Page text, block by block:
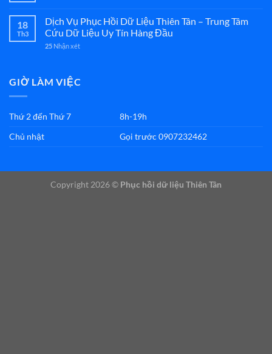
18
Th3
Dịch Vụ Phục Hồi Dữ Liệu Thiên Tân – Trung Tâm
Cứu Dữ Liệu Uy Tín Hàng Đầu
25 Nhận xét
GIỜ LÀM VIỆC
Thứ 2 đến Thứ 7
8h-19h
Chủ nhật
Gọi trước 0907232462
Copyright 2026 © Phục hồi dữ liệu Thiên Tân